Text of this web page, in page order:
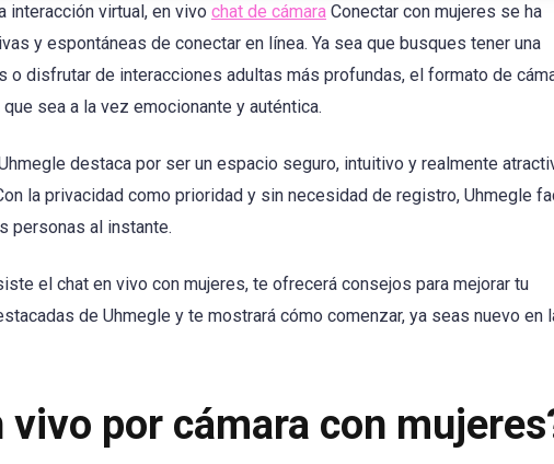
interacción virtual, en vivo chat de cámara Conectar con mujeres se ha
y espontáneas de conectar en línea. Ya sea que busques tener una
o disfrutar de interacciones adultas más profundas, el formato de
sea a la vez emocionante y auténtica.
destaca por ser un espacio seguro, intuitivo y realmente
la privacidad como prioridad y sin necesidad de registro, Uhmegle
personas al instante.
el chat en vivo con mujeres, te ofrecerá consejos para mejorar tu
de Uhmegle y te mostrará cómo comenzar, ya seas nuevo en
vivo por cámara con